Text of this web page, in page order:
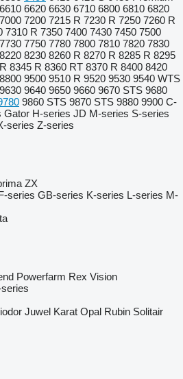
6610 6620 6630 6710 6800 6810 6820
7000 7200 7215 R 7230 R 7250 7260 R
7310 R 7350 7400 7430 7450 7500
7730 7750 7780 7800 7810 7820 7830
8220 8230 8260 R 8270 R 8285 R 8295
8345 R 8360 RT 8370 R 8400 8420
8800 9500 9510 R 9520 9530 9540 WTS
9630 9640 9650 9660 9670 STS 9680
9860 STS 9870 STS 9880 9900 C-
Gator H-series JD M-series S-series
series Z-series
ZX
series GB-series K-series L-series M-
Powerfarm Rex Vision
Juwel Karat Opal Rubin Solitair